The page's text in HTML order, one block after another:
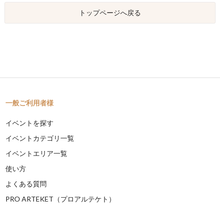
トップページへ戻る
一般ご利用者様
イベントを探す
イベントカテゴリ一覧
イベントエリア一覧
使い方
よくある質問
PRO ARTEKET（プロアルテケト）